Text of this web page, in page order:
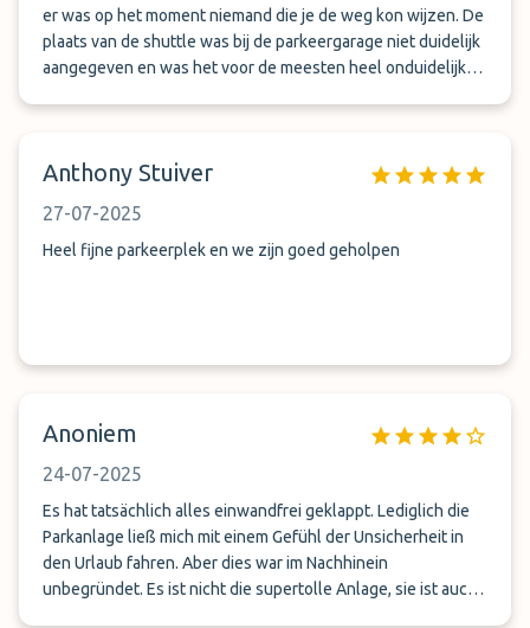
er was op het moment niemand die je de weg kon wijzen. De
plaats van de shuttle was bij de parkeergarage niet duidelijk
aangegeven en was het voor de meesten heel onduidelijk
Anthony Stuiver
27-07-2025
Heel fijne parkeerplek en we zijn goed geholpen
Anoniem
24-07-2025
Es hat tatsächlich alles einwandfrei geklappt. Lediglich die
Parkanlage ließ mich mit einem Gefühl der Unsicherheit in
den Urlaub fahren. Aber dies war im Nachhinein
unbegründet. Es ist nicht die supertolle Anlage, sie ist auch